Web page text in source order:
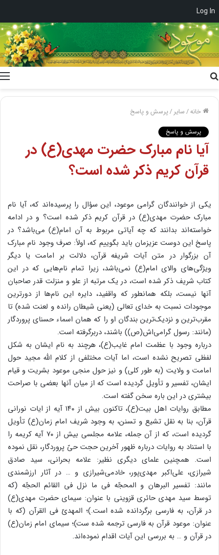
Log In
خانه/سایر /پرسش و پاسخ
پرسش و پاسخ
آیا نام مبارک حضرت مهدی(ع) در
قرآن کریم ذکر شده است؟
یکی از خوانندگان گرامی موعود، این سؤال را پرسیده‌اند که، آیا نام
مبارک حضرت مهدی(ع) در قرآن کریم ذکر شده است؟ و در ادامه
خواسته‌اند بدانند که چه آیاتی مربوط به آن امام(ع) می‌باشد؟ در
پاسخ این دوست عزیزمان باید بگوییم که، اولاً: صرف وجود نام مبارک
آن بزرگوار در متن آیات شریفه قرآن، دلالت بر امامت یا دیگر
ویژگی‌های والای امام(ع) نمی‌باشد، زیرا تمام نام‌هایی که در این
کتاب شریف ذکر شده است، در یک مرتبه از علو و منزلت قدر صاحبان
آنها نیست، بلکه همانطور که واقفید، دایره این نام‌ها از دورترین
موجودات نسبت به خدای تعالی (یعنی شیطان رانده و لعنت شده) تا
مقرب‌ترین و نزدیک‌ترین بندگان او را که همان اسماء حسنای پروردگار
(مانند: رسول گرامی‌اش(ص)) باشند، دربرگرفته است.
درباره وجود با عظمت امام غایب(ع)، هرچند به نام ایشان به شکل
لفظی تصریح نشده است، اما آیات مختلفی از کلام الله مجید حول
امامت و ولایت (به طور کلی) و نیز حول منجی موعود بشریت و قیام
ایشان، تفسیر و تأویل گردیده است که از میان آنها بعضی با صراحت
بیشتری در این باره سخن گفته است.
مطابق روایات اهل بیت(ع)، تاکنون بیش از ۱۴۰ آیه از ایات نورانی
قرآن، بنا به نقل تشیع و تسنن، به وجود شریف امام زمان(ع) تأویل
گردیده است، که از آن جمله، علامه مجلسی بیش از ۷۰ آیه کریمه را
با استناد به روایات درباره ظهور آخرین حجت حیّ پروردگار، نقل نموده
است. همچنین علمای دیگری نظیر: علامه بحرانی، سید صادق
شیرازی، علی‌اکبر مهدی‌پور، خادمی‌شیرازی و … در آثار ارزشمندی
مانند: تفسیر البرهان و المحجّه فی ما نزل فی القائم الحجّه (که
توسط سید مهدی حائری قزوینی با عنوان: سیمای حضرت مهدی(ع)
در قرآن، به فارسی برگردانده شده است.)؛ المهدیّ فی القرآن (که با
عنوان: موعود قرآن به فارسی ترجمه شده ست)؛ سیمای امام زمان(ع)
در قرآن و … به بررسی این آیات اقدام نموده‌اند.